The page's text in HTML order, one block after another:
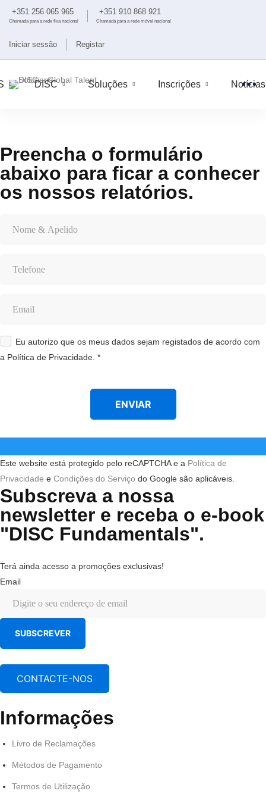
+351 256 065 965
Chamada para a rede fixa nacional
+351 910 868 921
Chamada para a rede móvel nacional
Iniciar sessão Registar
DISC Soluções Inscrições Notícias
Conheça
os
nossos
relatórios
Preencha o formulário
abaixo para ficar a conhecer
os nossos relatórios.
Eu autorizo que os meus dados sejam registados de acordo com
a Política de Privacidade. *
Este website está protegido pelo reCAPTCHA e a Política de
Privacidade e Condições do Serviço do Google são aplicáveis.
Subscreva a nossa
newsletter e receba o e-book
"DISC Fundamentals".
Terá ainda acesso a promoções exclusivas!
Email
SUBSCREVER
CONTACTE-NOS
Informações
Livro de Reclamações
Métodos de Pagamento
Termos de Utilização